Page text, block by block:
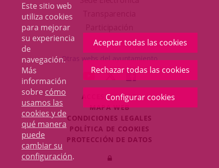
Este sitio web
utiliza cookies
para mejorar
su experiencia
de
navegación.
Más
información
sobre cómo
usamos las
cookies y de
qué manera
puede
cambiar su
configuración.
Aceptar todas las cookies
Rechazar todas las cookies
Configurar cookies
en
una
ventana
nueva.
aplicación
externa.
Otras webs del ayuntamiento
ENLACE
A
UNA
APLICACIÓN
EXTERNA.
ENLACE
A
UNA
APLICACIÓN
EXTERNA.
ENLACE
A
UNA
EXTERNA.
ACCESIBILIDAD
MAPA WEB
CONDICIONES LEGALES
POLÍTICA DE COOKIES
PROTECCIÓN DE DATOS
Iniciar